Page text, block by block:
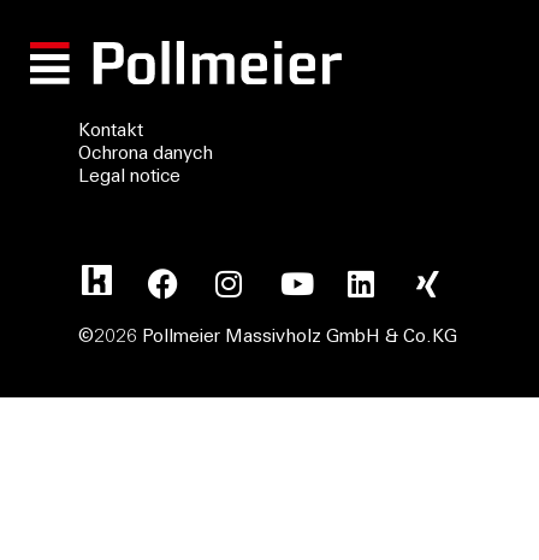
Kontakt
Ochrona danych
Legal notice
©2026 Pollmeier Massivholz GmbH & Co.KG